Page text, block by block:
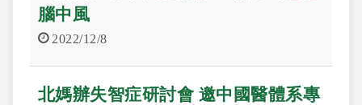
腦中風
2022/12/8
北媽辦失智症研討會 邀中國醫體系專